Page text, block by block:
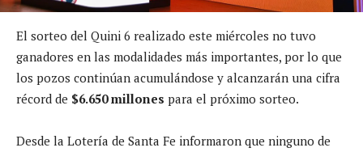
El sorteo del Quini 6 realizado este miércoles no tuvo
ganadores en las modalidades más importantes, por lo que
los pozos continúan acumulándose y alcanzarán una cifra
récord de $6.650 millones para el próximo sorteo.
Desde la Lotería de Santa Fe informaron que ninguno de